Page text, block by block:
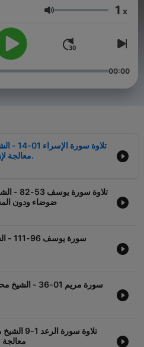
Volumen 1 x
00:00
تلاوة
معالجة لإزالة أقصى الممكن الضوضاء.
تلاوة
ضوضاء ودون
سورة مريم
تلاوة